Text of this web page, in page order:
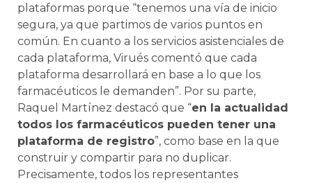
plataformas porque “tenemos una vía de inicio
segura, ya que partimos de varios puntos en
común. En cuanto a los servicios asistenciales de
cada plataforma, Virués comentó que cada
plataforma desarrollará en base a lo que los
farmacéuticos le demanden”. Por su parte,
Raquel Martínez destacó que “en la actualidad
todos los farmacéuticos pueden tener una
plataforma de registro”, como base en la que
construir y compartir para no duplicar.
Precisamente, todos los representantes